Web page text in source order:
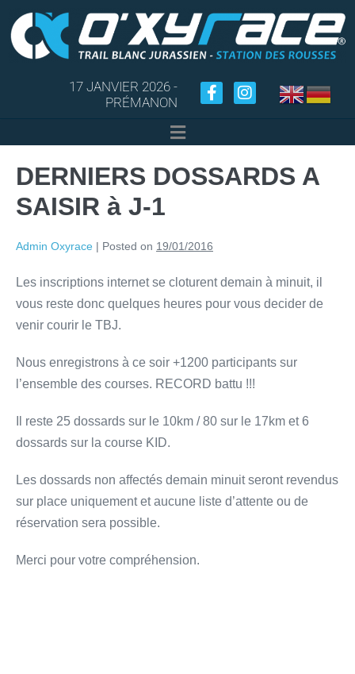
17 JANVIER 2026 -
PRÉMANON
DERNIERS DOSSARDS A
SAISIR à J-1
Admin Oxyrace | Posted on 19/01/2016
Les inscriptions internet se cloturent demain à minuit, il
vous reste donc quelques heures pour vous decider de
venir courir le TBJ.
Nous enregistrons à ce soir +1200 participants sur
l’ensemble des courses. RECORD battu !!!
Il reste 25 dossards sur le 10km / 80 sur le 17km et 6
dossards sur la course KID.
Les dossards non affectés demain minuit seront revendus
sur place uniquement et aucune liste d’attente ou de
réservation sera possible.
Merci pour votre compréhension.